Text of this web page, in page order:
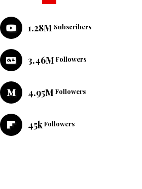
1.28M Subscribers
3.46M Followers
4.95M Followers
45kFollowers